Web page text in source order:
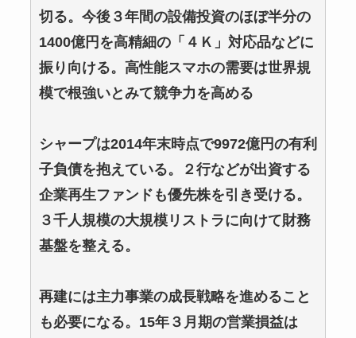
切る。今後３年間の設備投資のほぼ半分の
1400億円を高精細の「４Ｋ」対応品などに
振り向ける。高性能スマホの需要は世界規
模で根強いとみて競争力を高める
シャープは2014年末時点で9972億円の有利
子負債を抱えている。２行などが出資する
企業再生ファンドも優先株を引き受ける。
３千人規模の大規模リストラに向けて財務
基盤を整える。
再建には主力事業の成長戦略を進めること
も必要になる。15年３月期の営業損益は